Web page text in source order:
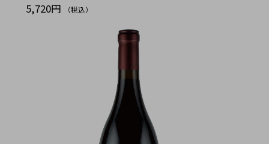
5,720円
（税込）